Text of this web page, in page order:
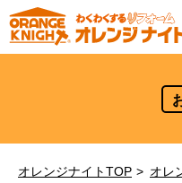
オレンジナイトTOP
オレ